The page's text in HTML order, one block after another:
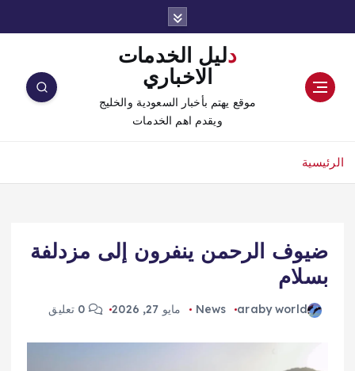
دليل الخدمات
الاخباري
موقع يهتم بأخبار السعودية والخليج
ويقدم اهم الخدمات
الرئيسية
ضيوف الرحمن ينفرون إلى مزدلفة
بسلام
araby world
News مايو 27, 2026